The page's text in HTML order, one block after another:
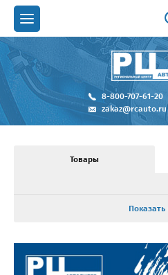
8-800-707-61-20
zakaz@rcauto.ru
Товары
Показать